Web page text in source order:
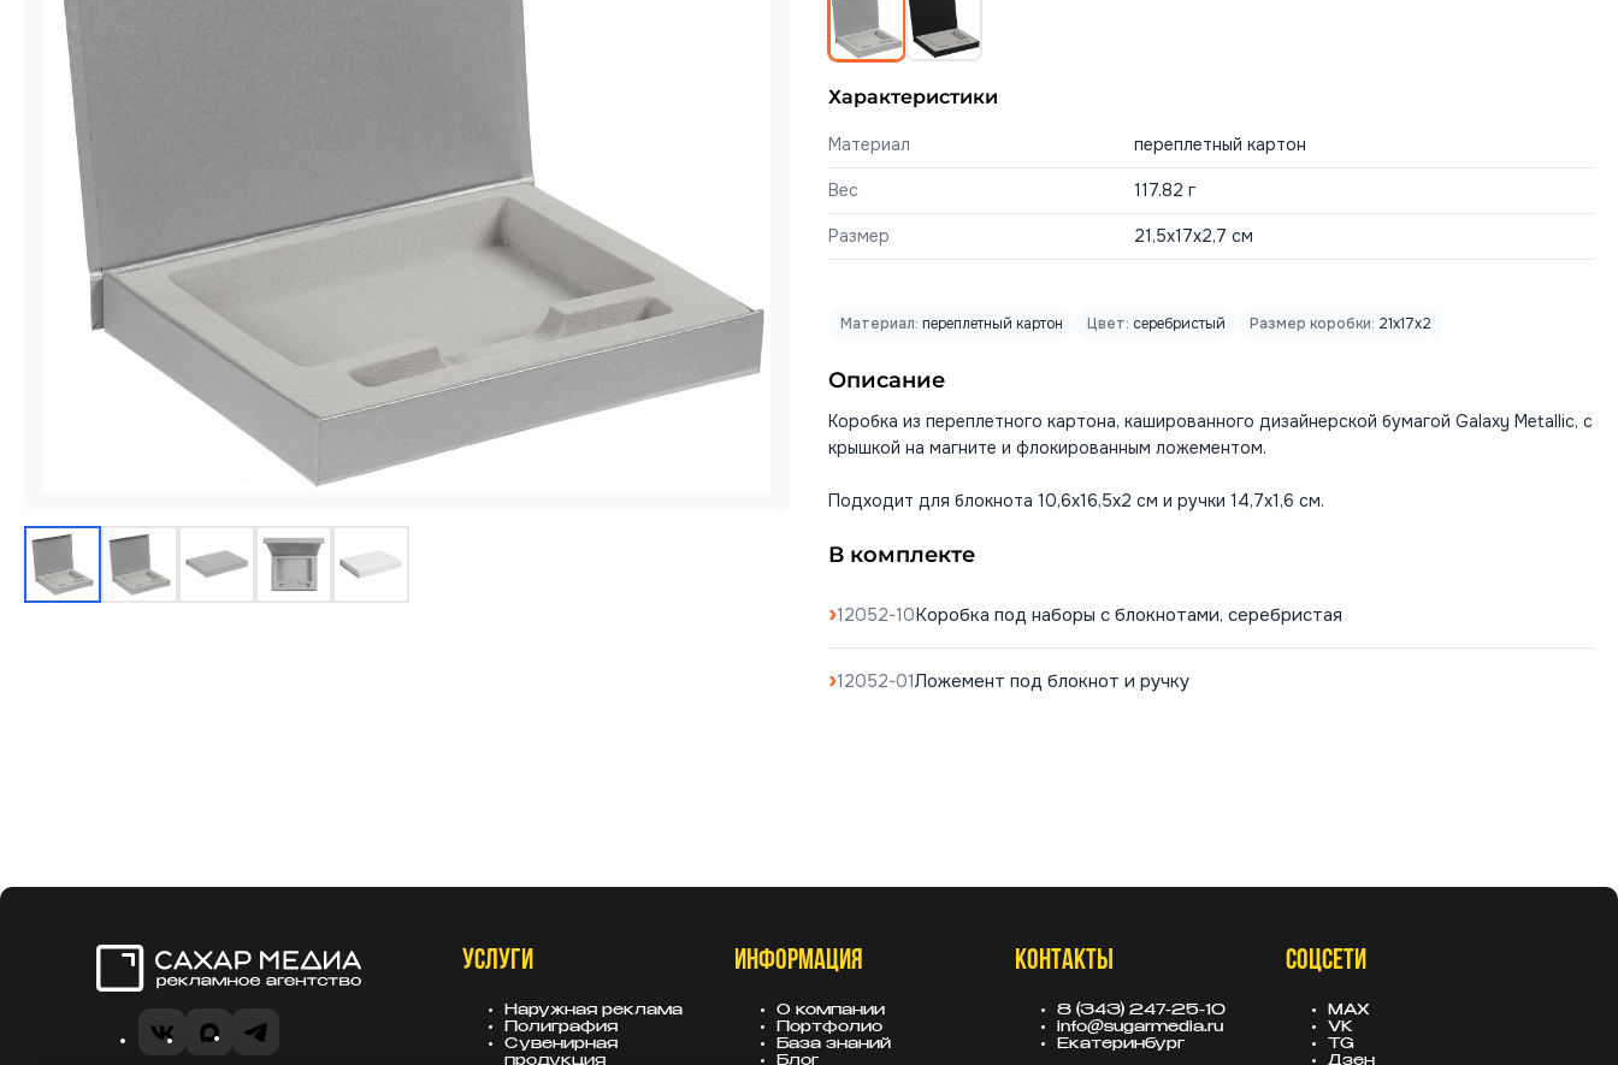
Характеристики
Материал переплетный картон
Вес 117.82 г
Размер 21,5х17х2,7 см
Материал: переплетный картон Цвет: серебристый Размер коробки: 21x17x2
Описание
Коробка из переплетного картона, кашированного дизайнерской бумагой Galaxy Metallic, с
крышкой на магните и флокированным ложементом.
Подходит для блокнота 10,6х16,5х2 см и ручки 14,7х1,6 см.
В комплекте
12052-10Коробка под наборы с блокнотами, серебристая
12052-01Ложемент под блокнот и ручку
VK MAXTelegram
УСЛУГИ
Наружная реклама
Полиграфия
Сувенирная
продукция
ИНФОРМАЦИЯ
О компании
Портфолио
База знаний
Блог
КОНТАКТЫ
8 (343) 247-25-10
info@sugarmedia.ru
Екатеринбург
СОЦСЕТИ
MAX
VK
TG
Дзен